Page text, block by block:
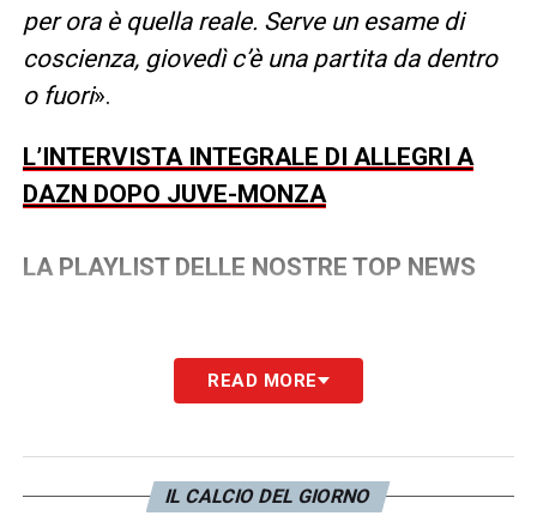
per ora è quella reale. Serve un esame di
coscienza, giovedì c’è una partita da dentro
o fuori».
L’INTERVISTA INTEGRALE DI ALLEGRI A
DAZN DOPO JUVE-MONZA
LA PLAYLIST DELLE NOSTRE TOP NEWS
READ MORE
IL CALCIO DEL GIORNO